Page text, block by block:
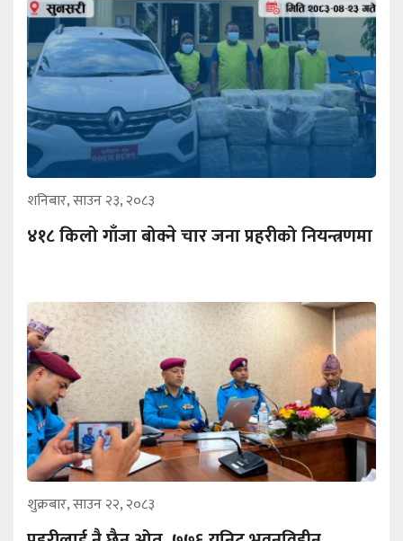
शनिबार, साउन २३, २०८३
४१८ किलो गाँजा बोक्ने चार जना प्रहरीको नियन्त्रणमा
शुक्रबार, साउन २२, २०८३